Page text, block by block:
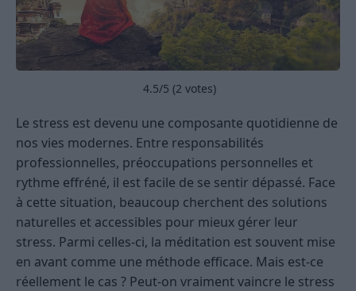
4.5/5 (2 votes)
Le stress est devenu une composante quotidienne de
nos vies modernes. Entre responsabilités
professionnelles, préoccupations personnelles et
rythme effréné, il est facile de se sentir dépassé. Face
à cette situation, beaucoup cherchent des solutions
naturelles et accessibles pour mieux gérer leur
stress. Parmi celles-ci, la méditation est souvent mise
en avant comme une méthode efficace. Mais est-ce
réellement le cas ? Peut-on vraiment vaincre le stress